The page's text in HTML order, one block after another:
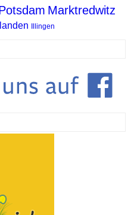
Marktredwitz
Illingen